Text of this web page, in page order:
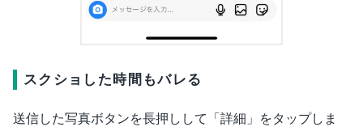
スクショした時間もバレる
送信した写真ボタンを長押しして「詳細」をタップしま